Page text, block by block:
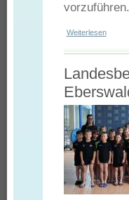
vorzuführen.
Weiterlesenüber